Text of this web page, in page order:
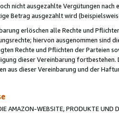
nicht ausgezahlte Vergütungen
Betrag ausgezahlt wird
erlöschen alle Rechte und
hiervon ausgenommen sind
Rechte und Pflichten der Parteien
dieser Vereinbarung
aus dieser Vereinbarung und der
AMAZON-WEBSITE, PRODUKTE UND